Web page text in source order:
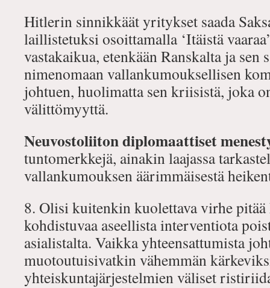
Hitlerin sinnikkäät yritykset saada
laillistetuksi osoittamalla ‘Itäistä
vastakaikua, etenkään Ranskalta ja
nimenomaan vallankumouksellisen
johtuen, huolimatta sen kriisistä, joka
välittömyyttä.
Neuvostoliiton diplomaattiset
tuntomerkkejä, ainakin laajassa
vallankumouksen äärimmäisestä
8. Olisi kuitenkin kuolettava virhe
kohdistuvaa aseellista interventiota
asialistalta. Vaikka yhteensattumista
muotoutuisivatkin vähemmän
yhteiskuntajärjestelmien väliset